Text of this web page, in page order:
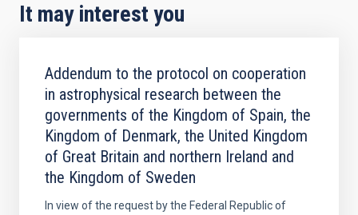
It may interest you
Addendum to the protocol on cooperation
in astrophysical research between the
governments of the Kingdom of Spain, the
Kingdom of Denmark, the United Kingdom
of Great Britain and northern Ireland and
the Kingdom of Sweden
In view of the request by the Federal Republic of